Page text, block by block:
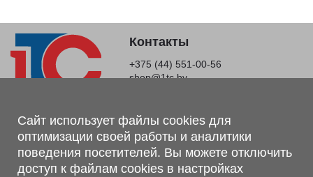
Контакты
+375 (44) 551-00-56
shop@1tc.by
Магазин, склад
г. Минск, Минский р-н, п. Привольный, ул. Мира, 20А,
223062
г. Брест, ул. Лейтенанта Рябцева, 108 В, 224701
Сайт использует файлы cookies для
оптимизации своей работы и аналитики
поведения посетителей. Вы можете отключить
доступ к файлам cookies в настройках